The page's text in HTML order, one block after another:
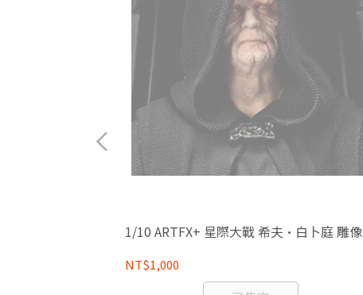
1/10 ARTFX+ 星際大戰 希夫·白卜庭 雕像
NT$1,000